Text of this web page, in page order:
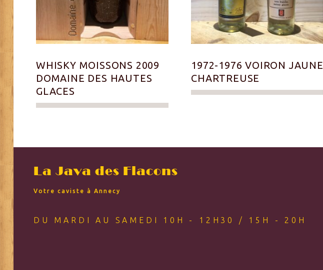
WHISKY MOISSONS 2009
DOMAINE DES HAUTES
GLACES
1972-1976 VOIRON JAUNE
CHARTREUSE
La Java des Flacons
Votre caviste à Annecy
DU MARDI AU SAMEDI 10H - 12H30 / 15H - 20H